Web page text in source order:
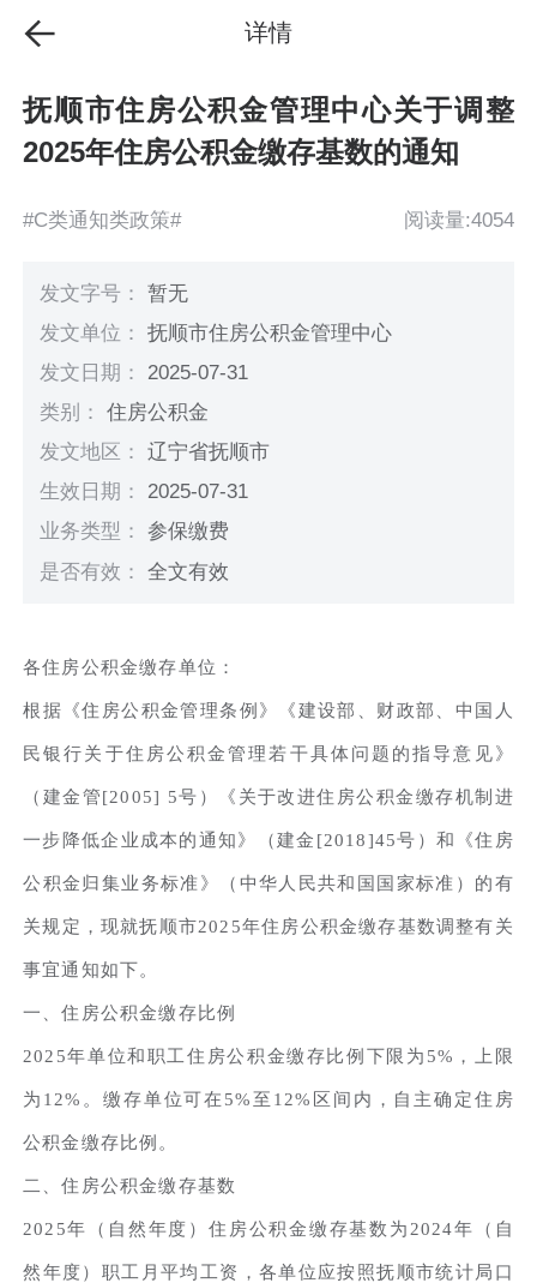
详情
抚顺市住房公积金管理中心关于调整
2025年住房公积金缴存基数的通知
#C类通知类政策# 阅读量:4054
发文字号：暂无
发文单位：抚顺市住房公积金管理中心
发文日期： 2025-07-31
类别：住房公积金
发文地区：辽宁省抚顺市
生效日期： 2025-07-31
业务类型：参保缴费
是否有效：全文有效
各住房公积金缴存单位：
根据《住房公积金管理条例》《建设部、财政部、中国人
民银行关于住房公积金管理若干具体问题的指导意见》
（建金管[2005] 5号）《关于改进住房公积金缴存机制进
一步降低企业成本的通知》（建金[2018]45号）和《住房
公积金归集业务标准》（中华人民共和国国家标准）的有
关规定，现就抚顺市2025年住房公积金缴存基数调整有关
事宜通知如下。
一、住房公积金缴存比例
2025年单位和职工住房公积金缴存比例下限为5%，上限
为12%。缴存单位可在5%至12%区间内，自主确定住房
公积金缴存比例。
二、住房公积金缴存基数
2025年（自然年度）住房公积金缴存基数为2024年（自
然年度）职工月平均工资，各单位应按照抚顺市统计局口